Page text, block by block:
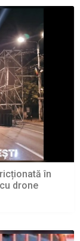
în
drone